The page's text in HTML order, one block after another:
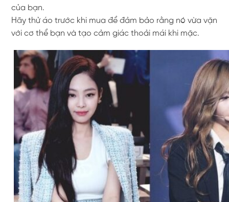
của bạn.
Hãy thử áo trước khi mua để đảm bảo rằng nó vừa vặn
với cơ thể bạn và tạo cảm giác thoải mái khi mặc.